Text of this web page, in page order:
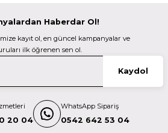
Patona
Usb Şarj Aleti Canon Lp-E17 8.4V
TL
Haberdar Ol!
kayıt ol, en güncel kampanyalar ve
ilk öğrenen sen ol.
Kaydol
20 04
WhatsApp Sipariş
0542 642 53 04